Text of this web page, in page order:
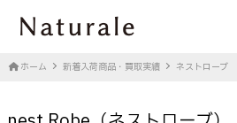
ホーム 新着入荷商品・買取実績 ネストローブ